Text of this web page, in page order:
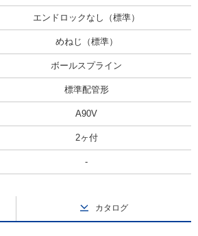
エンドロックなし（標準）
めねじ（標準）
ボールスプライン
標準配管形
A90V
2ヶ付
-
カタログ